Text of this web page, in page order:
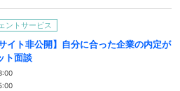
ントサービス
イト非公開】自分に合った企業の内定が
ト面談